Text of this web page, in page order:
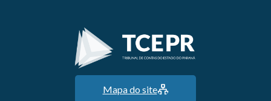
Mapa do site